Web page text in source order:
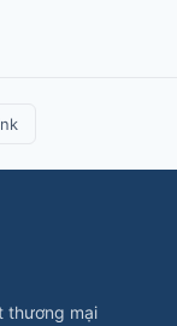
thương mại